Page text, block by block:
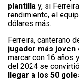
plantilla y, si
rendimiento, el
dólares más.
Ferreira, canterano
jugador más joven
marcar con 16 años
del 2024 se
llegar a los 50